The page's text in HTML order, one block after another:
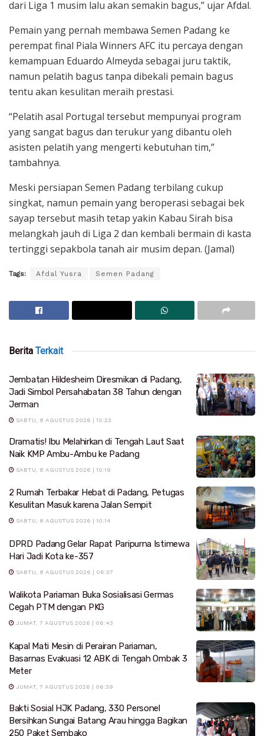
dari Liga 1 musim lalu akan semakin bagus,” ujar Afdal.
Pemain yang pernah membawa Semen Padang ke
perempat final Piala Winners AFC itu percaya dengan
kemampuan Eduardo Almeyda sebagai juru taktik,
namun pelatih bagus tanpa dibekali pemain bagus
tentu akan kesulitan meraih prestasi.
“Pelatih asal Portugal tersebut mempunyai program
yang sangat bagus dan terukur yang dibantu oleh
asisten pelatih yang mengerti kebutuhan tim,”
tambahnya.
Meski persiapan Semen Padang terbilang cukup
singkat, namun pemain yang beroperasi sebagai bek
sayap tersebut masih tetap yakin Kabau Sirah bisa
melangkah jauh di Liga 2 dan kembali bermain di kasta
tertinggi sepakbola tanah air musim depan. (Jamal)
Tags: Afdal Yusra Semen Padang
Berita Terkait
Jembatan Hildesheim Diresmikan di Padang,
Jadi Simbol Persahabatan 38 Tahun dengan
Jerman
SABTU, 8 AGUSTUS 2026 | 10:23
Dramatis! Ibu Melahirkan di Tengah Laut Saat
Naik KMP Ambu-Ambu ke Padang
SABTU, 8 AGUSTUS 2026 | 10:19
2 Rumah Terbakar Hebat di Padang, Petugas
Kesulitan Masuk karena Jalan Sempit
SABTU, 8 AGUSTUS 2026 | 10:14
DPRD Padang Gelar Rapat Paripurna Istimewa
Hari Jadi Kota ke-357
SABTU, 8 AGUSTUS 2026 | 06:37
Walikota Pariaman Buka Sosialisasi Germas
Cegah PTM dengan PKG
JUMAT, 7 AGUSTUS 2026 | 06:43
Kapal Mati Mesin di Perairan Pariaman,
Basarnas Evakuasi 12 ABK di Tengah Ombak 3
Meter
JUMAT, 7 AGUSTUS 2026 | 06:39
Bakti Sosial HJK Padang, 330 Personel
Bersihkan Sungai Batang Arau hingga Bagikan
250 Paket Sembako